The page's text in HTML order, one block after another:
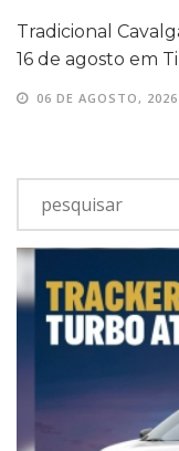
Tradicional
16 de agosto em
06 DE AGOSTO, 2026